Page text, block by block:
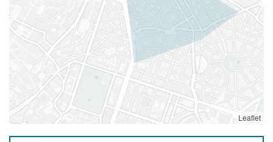
Leaflet